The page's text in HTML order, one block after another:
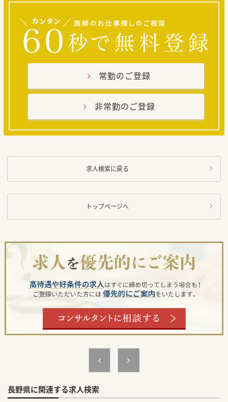
常勤のご登録
非常勤のご登録
求人検索に戻る
トップページへ
長野県に関連する求人検索